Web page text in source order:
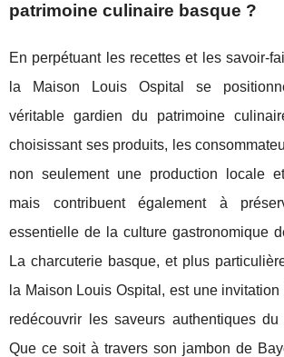
patrimoine culinaire basque ?
En perpétuant les recettes et les savoir-
la Maison Louis Ospital se
véritable gardien du patrimoine
choisissant ses produits, les
non seulement une production locale
mais contribuent également à
essentielle de la culture gastronomique
La charcuterie basque, et plus
la Maison Louis Ospital, est une
redécouvrir les saveurs authentiques
Que ce soit à travers son jambon de